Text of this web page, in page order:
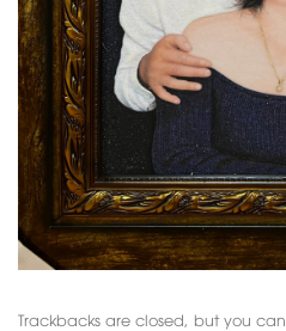
Trackbacks are closed, but you can